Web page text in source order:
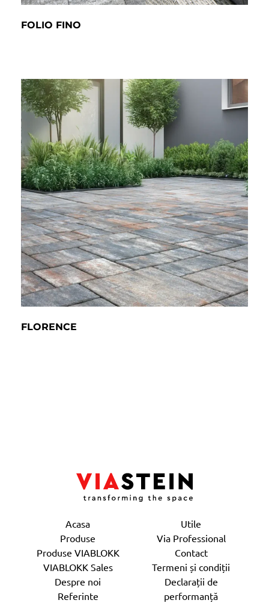
FOLIO FINO
FLORENCE
Acasa
Produse
Produse VIABLOKK
VIABLOKK Sales
Despre noi
Referinte
Utile
Via Professional
Contact
Termeni și condiții
Declarații de
performanță